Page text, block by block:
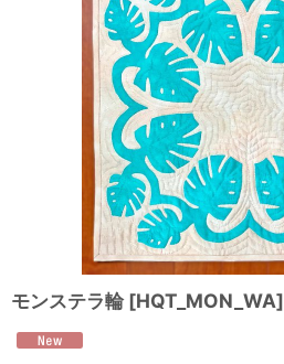
モンステラ輪 [HQT_MON_WA]